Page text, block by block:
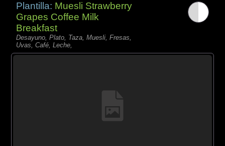
Plantilla: Muesli Strawberry
Grapes Coffee Milk
Breakfast
Desayuno, Plato, Taza, Muesli, Fresas,
Uvas, Café, Leche,